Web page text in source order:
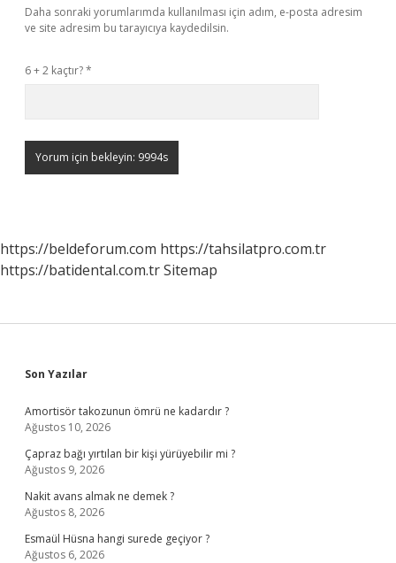
Daha sonraki yorumlarımda kullanılması için adım, e-posta adresim
ve site adresim bu tarayıcıya kaydedilsin.
6 + 2 kaçtır?*
https://beldeforum.com https://tahsilatpro.com.tr
https://batidental.com.trSitemap
Sidebar
Son Yazılar
Amortisör takozunun ömrü ne kadardır ?
Ağustos 10, 2026
Çapraz bağı yırtılan bir kişi yürüyebilir mi ?
Ağustos 9, 2026
Nakit avans almak ne demek ?
Ağustos 8, 2026
Esmaül Hüsna hangi surede geçiyor ?
Ağustos 6, 2026